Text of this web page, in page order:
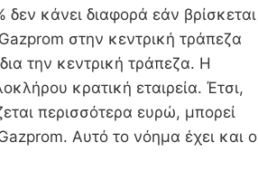
δεν κάνει διαφορά εάν βρίσκεται
στην κεντρική τράπεζα
την κεντρική τράπεζα. Η
κρατική εταιρεία. Έτσι,
περισσότερα ευρώ, μπορεί
Αυτό το νόημα έχει και ο